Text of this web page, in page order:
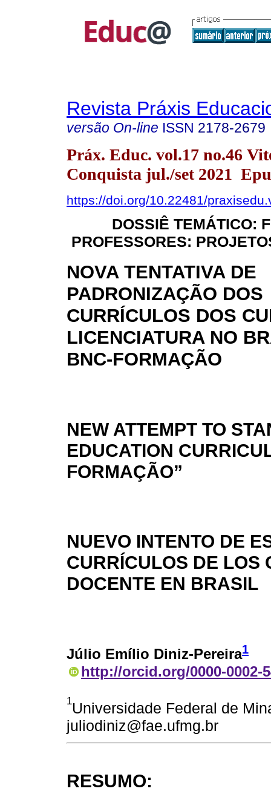
Revista Práxis
versão On-line ISSN 2178-2679
Práx. Educ. vol.17 no.46
Conquista jul./set 2021
https://doi.org/10.22481/
DOSSIÊ TEMÁTICO:
PROFESSORES:
NOVA TENTATIVA DE
PADRONIZAÇÃO DOS
CURRÍCULOS DOS
LICENCIATURA NO
BNC-FORMAÇÃO
NEW ATTEMPT TO
EDUCATION
FORMAÇÃO”
NUEVO INTENTO DE
CURRÍCULOS DE LOS
DOCENTE EN BRASIL
Júlio Emílio Diniz-Pereira1
http://orcid.org/0000-0002-
1Universidade Federal de
juliodiniz@fae.ufmg.br
RESUMO: